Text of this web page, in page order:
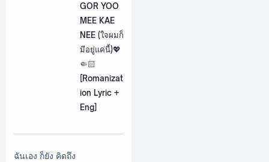
GOR YOO
MEE KAE
NEE (ใจผมก็
มีอยู่แค่นี้)💖
🤏🏻
[Romanizat
ion Lyric +
Eng]
ฉันเอง ก็ยัง คิดถึง